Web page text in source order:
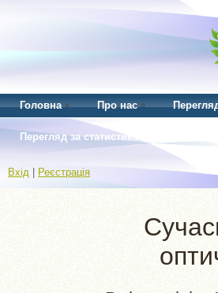
Головна Про нас
Перегляд за статистикою
Вхід Реєстрація